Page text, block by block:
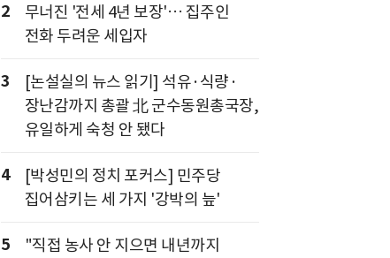
2
무너진 '전세 4년 보장'… 집주인
전화 두려운 세입자
3
[논설실의 뉴스 읽기] 석유·식량·
장난감까지 총괄 北 군수동원총국장,
유일하게 숙청 안 됐다
4
[박성민의 정치 포커스] 민주당
집어삼키는 세 가지 '강박의 늪'
5
"직접 농사 안 지으면 내년까지